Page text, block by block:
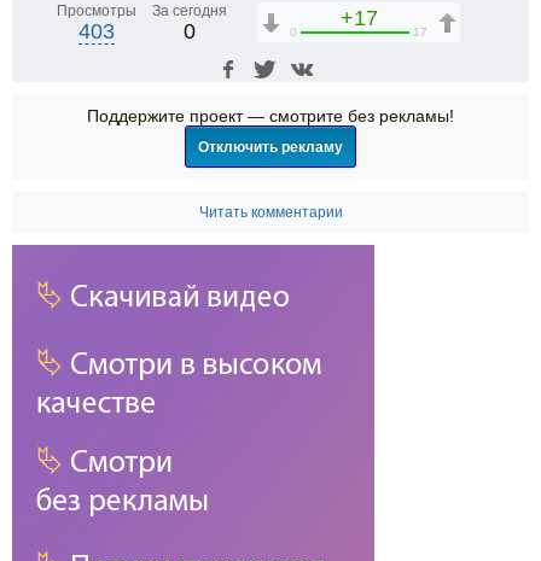
Просмотры
403
За сегодня
0
+17
0 17
Поддержите проект — смотрите без рекламы!
Отключить рекламу
Читать комментарии